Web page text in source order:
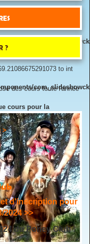
to int
to int
?
des cours toute l'année
cours pour la
>
d'inscription pour
2024 >>
du Poney Club :